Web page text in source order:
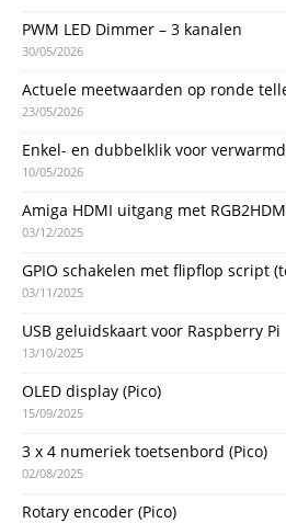
PWM LED Dimmer – 3 kanalen
30/05/2026
Actuele meetwaarden op ronde
23/05/2026
Enkel- en dubbelklik voor
10/05/2026
Amiga HDMI uitgang met
03/12/2025
GPIO schakelen met flipflop script
03/11/2025
USB geluidskaart voor Raspberry Pi
13/10/2025
OLED display (Pico)
15/09/2025
3 x 4 numeriek toetsenbord (Pico)
02/08/2025
Rotary encoder (Pico)